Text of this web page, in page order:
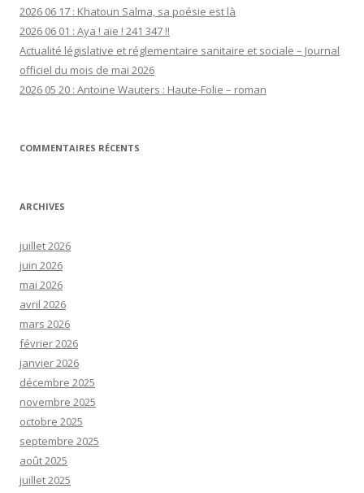
2026 06 17 : Khatoun Salma, sa poésie est là
2026 06 01 : Aya ! aïe ! 241 347 !!
Actualité législative et réglementaire sanitaire et sociale – Journal
officiel du mois de mai 2026
2026 05 20 : Antoine Wauters : Haute-Folie – roman
COMMENTAIRES RÉCENTS
ARCHIVES
juillet 2026
juin 2026
mai 2026
avril 2026
mars 2026
février 2026
janvier 2026
décembre 2025
novembre 2025
octobre 2025
septembre 2025
août 2025
juillet 2025